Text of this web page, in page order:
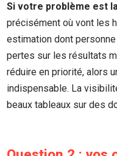
Si votre problème est
précisément où vont les
estimation dont
pertes sur les résultats
réduire en priorité, alors
indispensable. La
beaux tableaux sur des